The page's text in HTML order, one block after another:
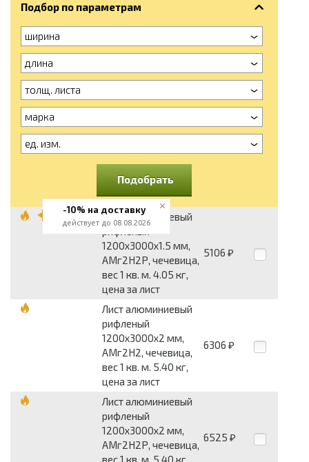
Подбор по параметрам
ширина
длина
толщ. листа
марка
ед. изм.
Подобрать
Лист алюминиевый
рифленый
1200x3000x1.5 мм,
АМг2Н2Р, чечевица,
вес 1 кв. м. 4.05 кг,
цена за лист
5106 ₽
Лист алюминиевый
рифленый
1200x3000x2 мм,
АМг2Н2, чечевица,
вес 1 кв. м. 5.40 кг,
цена за лист
6306 ₽
Лист алюминиевый
рифленый
1200x3000x2 мм,
АМг2Н2Р, чечевица,
вес 1 кв. м. 5.40 кг,
6525 ₽
-10% на доставку
действует до 08.08.2026